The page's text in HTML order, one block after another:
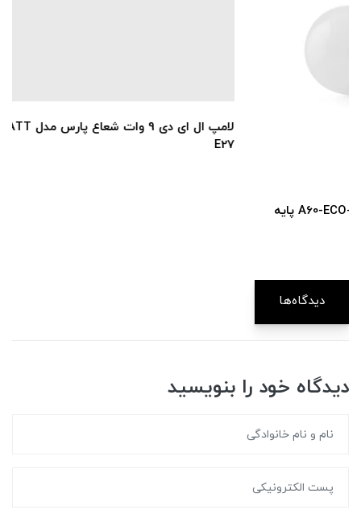
لامپ ال ای دی 9 وات شعاع پارس مدل A60-ECO-9WATT پایه
دیدگاه‌ها
دیدگاه خود را بنویسید